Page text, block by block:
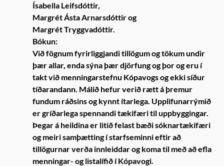
Ísabella Leifsdóttir,
Margrét Ásta Arnarsdóttir og
Margrét Tryggvadóttir.
Bókun:
Við fögnum fyrirliggjandi tillögum og tökum undir
þær allar, enda sýna þær djörfung og þor og eru í
takt við menningarstefnu Kópavogs og ekki síður
tíðarandann. Málið hefur verið rætt á þremur
fundum ráðsins og kynnt ítarlega. Upplifunarrýmið
er gríðarlega spennandi tækifæri til uppbyggingar.
Þegar á heildina er litið felast bæði sóknartækifæri
og meiri samþætting í starfseminni eftir að
tillögurnar verða innleiddar og koma til með að efla
menningar- og listalífið í Kópavogi.